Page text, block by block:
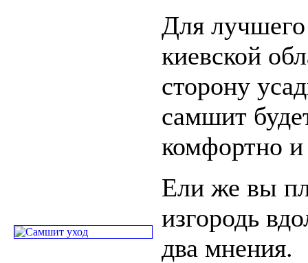
Для
киевской
сторону
самшит
комфортно
Ели же вы
изгородь
два мнения.